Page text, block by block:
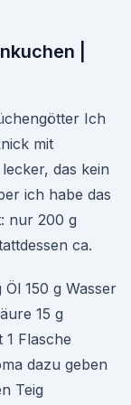
|
Ich
mit
das kein
ich habe das
nur 200 g
ca.
Öl 150 g Wasser
15 g
1 Flasche
dazu geben
Teig